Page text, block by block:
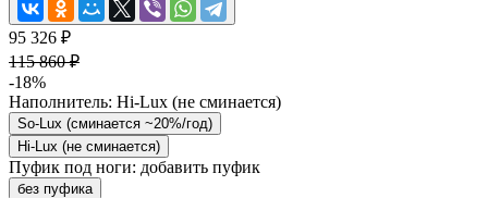
95 326 ₽
115 860 ₽
-18%
Наполнитель: Hi-Lux (не сминается)
So-Lux (cминается ~20%/год)
Hi-Lux (не сминается)
Пуфик под ноги: добавить пуфик
без пуфика